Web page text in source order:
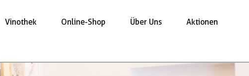
Vinothek Online-Shop Über Uns Aktionen